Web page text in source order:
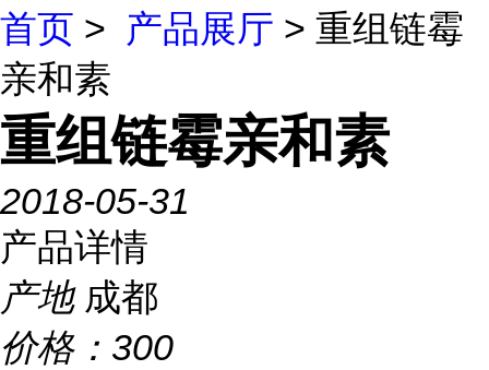
首页 > 产品展厅 > 重组链霉
亲和素
重组链霉亲和素
2018-05-31
产品详情
产地 成都
价格： 300